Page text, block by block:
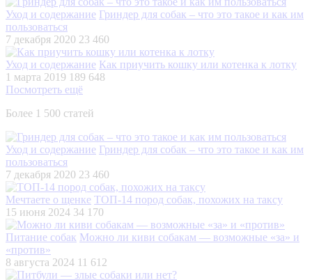
Уход и содержание Гриндер для собак – что это такое и как им
пользоваться
7 декабря 2020 23 460
Уход и содержание Как приучить кошку или котенка к лотку
1 марта 2019 189 648
Посмотреть ещё
Более 1 500 статей
Уход и содержание Гриндер для собак – что это такое и как им
пользоваться
7 декабря 2020 23 460
Мечтаете о щенке ТОП-14 пород собак, похожих на таксу
15 июня 2024 34 170
Питание собак Можно ли киви собакам — возможные «за» и
«против»
8 августа 2024 11 612